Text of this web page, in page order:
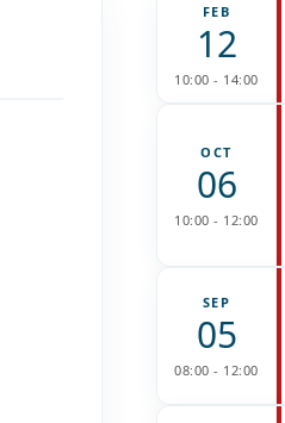
FEB
12
10:00 - 14:00
OCT
06
10:00 - 12:00
SEP
05
08:00 - 12:00